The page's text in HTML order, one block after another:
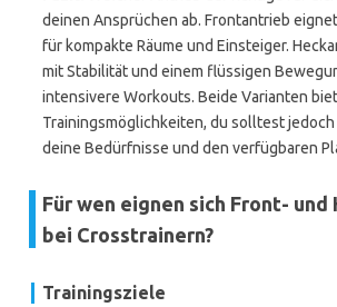
deinen Ansprüchen ab. Frontantrieb
für kompakte Räume und Einsteiger.
mit Stabilität und einem flüssigen
intensivere Workouts. Beide Varianten
Trainingsmöglichkeiten, du solltest
deine Bedürfnisse und den verfügbaren
Für wen eignen sich Front- und
bei Crosstrainern?
Trainingsziele